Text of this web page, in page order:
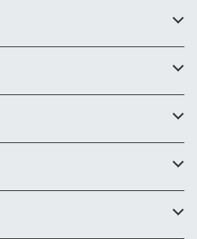
袖無し）
７分）